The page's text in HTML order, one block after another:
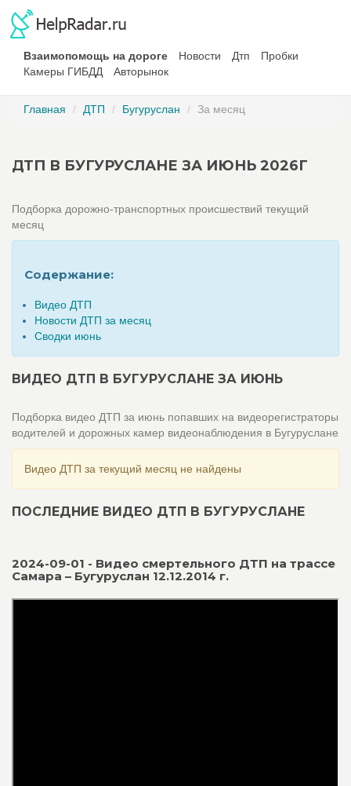
Взаимопомощь на дороге Новости Дтп
Пробки
Камеры ГИБДД
Авторынок
Главная ДТП Бугуруслан За месяц
ДТП В БУГУРУСЛАНЕ ЗА ИЮНЬ 2026Г
Подборка дорожно-транспортных происшествий текущий
месяц
Содержание:
Видео ДТП
Новости ДТП за месяц
Сводки июнь
ВИДЕО ДТП В БУГУРУСЛАНЕ ЗА ИЮНЬ
Подборка видео ДТП за июнь попавших на видеорегистраторы
водителей и дорожных камер видеонаблюдения в Бугуруслане
Видео ДТП за текущий месяц не найдены
ПОСЛЕДНИЕ ВИДЕО ДТП В БУГУРУСЛАНЕ
2024-09-01 - Видео смертельного ДТП на трассе
Самара – Бугуруслан 12.12.2014 г.